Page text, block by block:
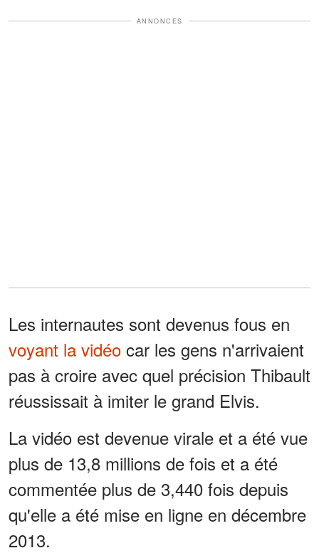
ANNONCES
Les internautes sont devenus fous en
voyant la vidéo car les gens n'arrivaient
pas à croire avec quel précision Thibault
réussissait à imiter le grand Elvis.
La vidéo est devenue virale et a été vue
plus de 13,8 millions de fois et a été
commentée plus de 3,440 fois depuis
qu'elle a été mise en ligne en décembre
2013.